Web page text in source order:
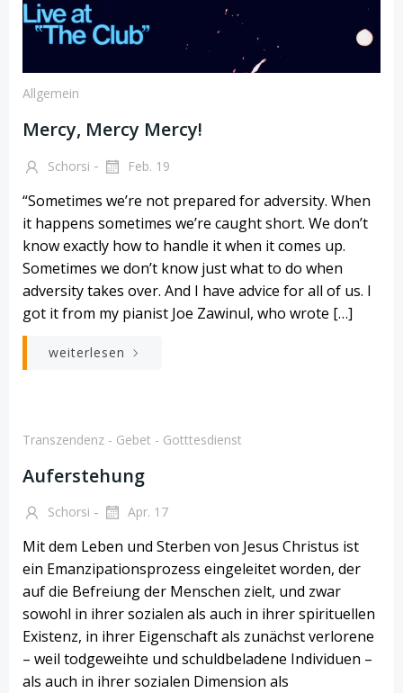
Allgemein
Mercy, Mercy Mercy!
Schorsi - Feb. 19
“Sometimes we’re not prepared for adversity. When
it happens sometimes we’re caught short. We don’t
know exactly how to handle it when it comes up.
Sometimes we don’t know just what to do when
adversity takes over. And I have advice for all of us. I
got it from my pianist Joe Zawinul, who wrote […]
weiterlesen
Transzendenz - Gebet - Gotttesdienst
Auferstehung
Schorsi - Apr. 17
Mit dem Leben und Sterben von Jesus Christus ist
ein Emanzipationsprozess eingeleitet worden, der
auf die Befreiung der Menschen zielt, und zwar
sowohl in ihrer sozialen als auch in ihrer spirituellen
Existenz, in ihrer Eigenschaft als zunächst verlorene
– weil todgeweihte und schuldbeladene Individuen –
als auch in ihrer sozialen Dimension als